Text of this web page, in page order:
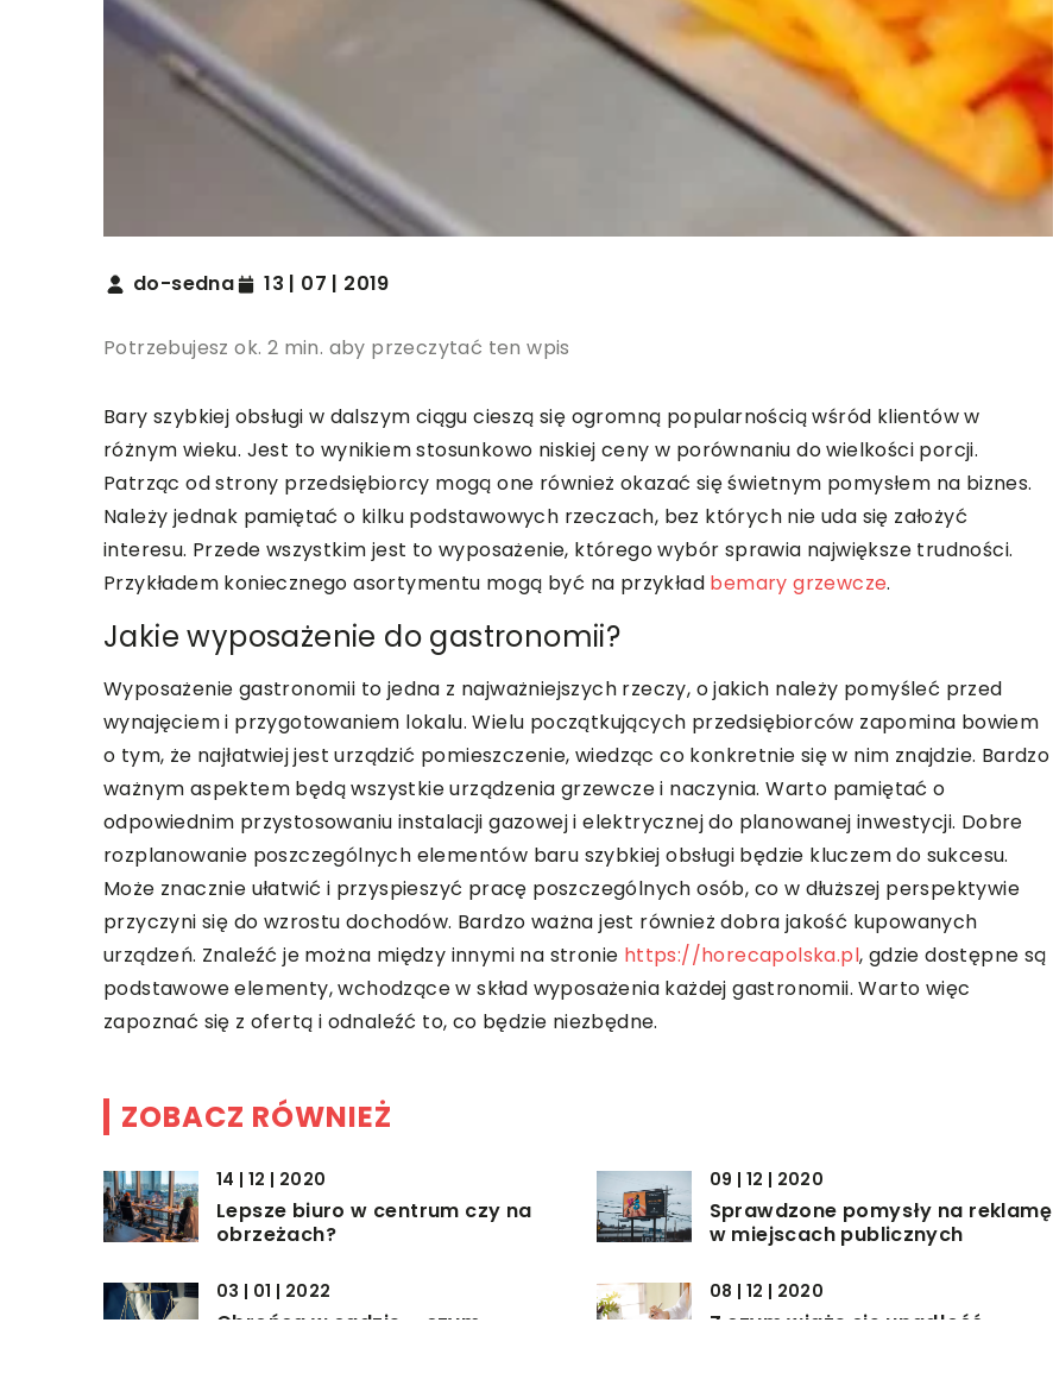
do-sedna 13 | 07 | 2019
Potrzebujesz ok. 2 min. aby przeczytać ten wpis
Bary szybkiej obsługi w dalszym ciągu cieszą się ogromną popularnością wśród klientów w
różnym wieku. Jest to wynikiem stosunkowo niskiej ceny w porównaniu do wielkości porcji.
Patrząc od strony przedsiębiorcy mogą one również okazać się świetnym pomysłem na biznes.
Należy jednak pamiętać o kilku podstawowych rzeczach, bez których nie uda się założyć
interesu. Przede wszystkim jest to wyposażenie, którego wybór sprawia największe trudności.
Przykładem koniecznego asortymentu mogą być na przykład bemary grzewcze.
Jakie wyposażenie do gastronomii?
Wyposażenie gastronomii to jedna z najważniejszych rzeczy, o jakich należy pomyśleć przed
wynajęciem i przygotowaniem lokalu. Wielu początkujących przedsiębiorców zapomina bowiem
o tym, że najłatwiej jest urządzić pomieszczenie, wiedząc co konkretnie się w nim znajdzie. Bardzo
ważnym aspektem będą wszystkie urządzenia grzewcze i naczynia. Warto pamiętać o
odpowiednim przystosowaniu instalacji gazowej i elektrycznej do planowanej inwestycji. Dobre
rozplanowanie poszczególnych elementów baru szybkiej obsługi będzie kluczem do sukcesu.
Może znacznie ułatwić i przyspieszyć pracę poszczególnych osób, co w dłuższej perspektywie
przyczyni się do wzrostu dochodów. Bardzo ważna jest również dobra jakość kupowanych
urządzeń. Znaleźć je można między innymi na stronie https://horecapolska.pl, gdzie dostępne są
podstawowe elementy, wchodzące w skład wyposażenia każdej gastronomii. Warto więc
zapoznać się z ofertą i odnaleźć to, co będzie niezbędne.
ZOBACZ RÓWNIEŻ
14 | 12 | 2020
Lepsze biuro w centrum czy na
obrzeżach?
09 | 12 | 2020
Sprawdzone pomysły na reklamę
w miejscach publicznych
03 | 01 | 2022
Obrońca w sądzie – czym
08 | 12 | 2020
Z czym wiąże się upadłość